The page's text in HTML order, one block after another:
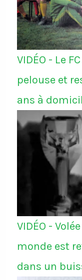
VIDÉO - Le
pelouse et
ans à
VIDÉO -
monde est
dans un